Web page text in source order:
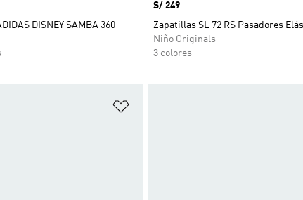
DISNEY SAMBA 360
Precio
S/ 249
Zapatillas SL 72 RS Pasadores
Niño Originals
3 colores